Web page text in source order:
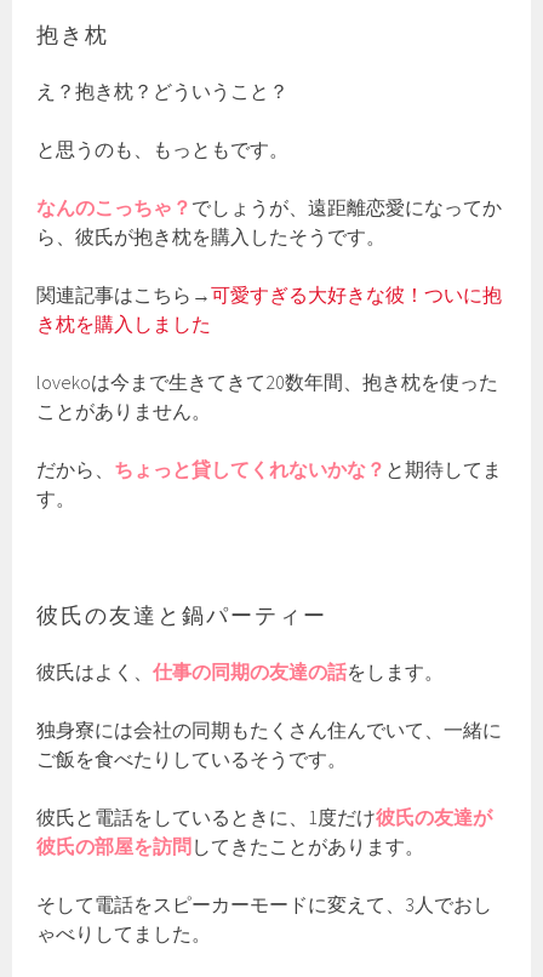
抱き枕
え？抱き枕？どういうこと？
と思うのも、もっともです。
なんのこっちゃ？ でしょうが、遠距離恋愛になってか
ら、彼氏が抱き枕を購入したそうです。
関連記事はこちら→可愛すぎる大好きな彼！ついに抱
き枕を購入しました
lovekoは今まで生きてきて20数年間、抱き枕を使った
ことがありません。
だから、 ちょっと貸してくれないかな？ と期待してま
す。
彼氏の友達と鍋パーティー
彼氏はよく、仕事の同期の友達の話をします。
独身寮には会社の同期もたくさん住んでいて、一緒に
ご飯を食べたりしているそうです。
彼氏と電話をしているときに、1度だけ彼氏の友達が
彼氏の部屋を訪問してきたことがあります。
そして電話をスピーカーモードに変えて、3人でおし
ゃべりしてました。